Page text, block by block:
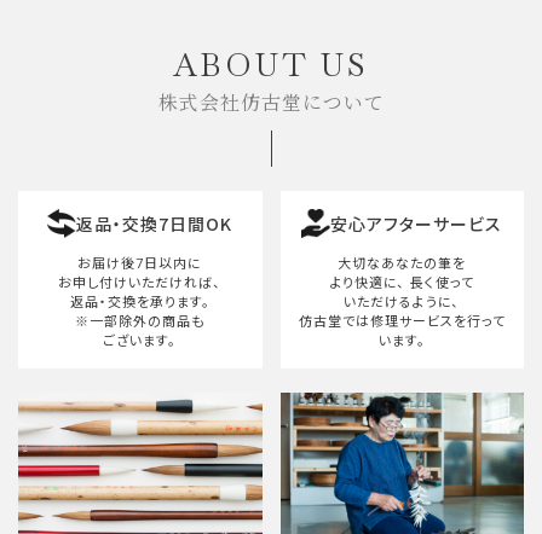
検索する
ABOUT US
株式会社仿古堂について
返品・交換7日間OK
お届け後7日以内に
お申し付けいただければ、
返品・交換を承ります。
※一部除外の商品も
ございます。
安心アフターサービス
大切なあなたの筆を
より快適に、 長く使って
いただけるように、
仿古堂では修理サービスを行って
います。